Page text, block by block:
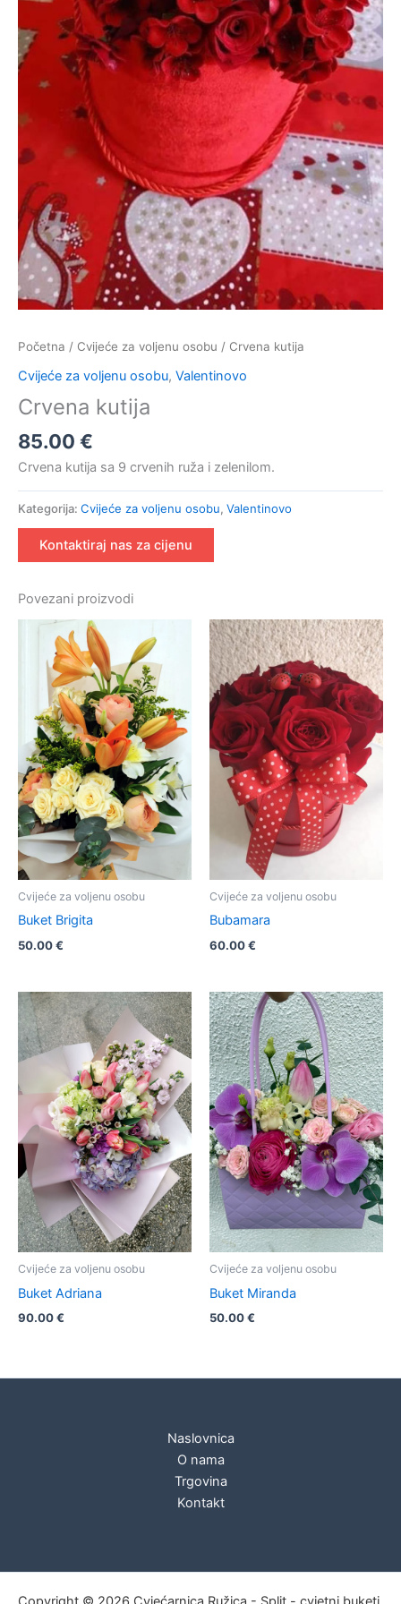
Početna / Cvijeće za voljenu osobu / Crvena kutija
Cvijeće za voljenu osobu, Valentinovo
Crvena kutija
85.00 €
Crvena kutija sa 9 crvenih ruža i zelenilom.
Kategorija: Cvijeće za voljenu osobu, Valentinovo
Kontaktiraj nas za cijenu
Povezani proizvodi
Cvijeće za voljenu osobu
Buket Brigita
50.00€
Cvijeće za voljenu osobu
Bubamara
60.00€
Cvijeće za voljenu osobu
Buket Adriana
90.00€
Cvijeće za voljenu osobu
Buket Miranda
50.00€
Naslovnica
O nama
Trgovina
Kontakt